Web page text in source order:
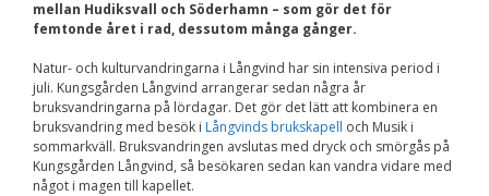
mellan Hudiksvall och Söderhamn – som gör det för
femtonde året i rad, dessutom många gånger.
Natur- och kulturvandringarna i Långvind har sin intensiva period i
juli. Kungsgården Långvind arrangerar sedan några år
bruksvandringarna på lördagar. Det gör det lätt att kombinera en
bruksvandring med besök i Långvinds brukskapell och Musik i
sommarkväll. Bruksvandringen avslutas med dryck och smörgås på
Kungsgården Långvind, så besökaren sedan kan vandra vidare med
något i magen till kapellet.
Dessa kakor går
inte att välja
bort. De behövs
för att
hemsidan över
huvud taget